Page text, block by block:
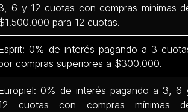
6 y 12 cuotas con compras mínimas
para 12 cuotas.
0% de interés pagando a 3
compras superiores a $300.000.
0% de interés pagando a 3, 6
cuotas con compras mínimas